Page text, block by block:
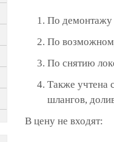
По демонтажу
По
По снятию
Также учтена
шлангов,
В цену не входят: